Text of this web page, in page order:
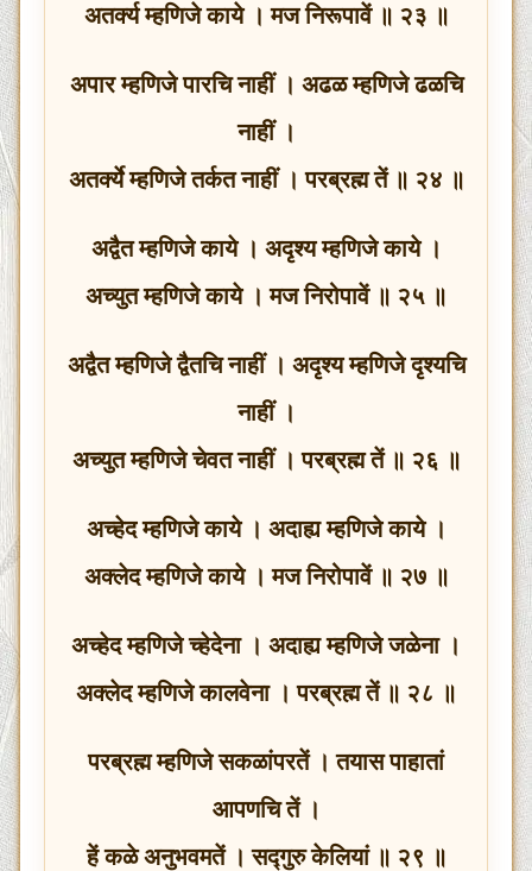
अतर्क्य म्हणिजे काये । मज निरूपावें ॥ २३ ॥
अपार म्हणिजे पारचि नाहीं । अढळ म्हणिजे ढळचि
नाहीं ।
अतर्क्ये म्हणिजे तर्कत नाहीं । परब्रह्म तें ॥ २४ ॥
अद्वैत म्हणिजे काये । अदृश्य म्हणिजे काये ।
अच्युत म्हणिजे काये । मज निरोपावें ॥ २५ ॥
अद्वैत म्हणिजे द्वैतचि नाहीं । अदृश्य म्हणिजे दृश्यचि
नाहीं ।
अच्युत म्हणिजे चेवत नाहीं । परब्रह्म तें ॥ २६ ॥
अच्हेद म्हणिजे काये । अदाह्य म्हणिजे काये ।
अक्लेद म्हणिजे काये । मज निरोपावें ॥ २७ ॥
अच्हेद म्हणिजे च्हेदेना । अदाह्य म्हणिजे जळेना ।
अक्लेद म्हणिजे कालवेना । परब्रह्म तें ॥ २८ ॥
परब्रह्म म्हणिजे सकळांपरतें । तयास पाहातां
आपणचि तें ।
हें कळे अनुभवमतें । सद्गुरु केलियां ॥ २९ ॥